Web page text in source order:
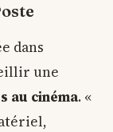
dans
une
au cinéma. «